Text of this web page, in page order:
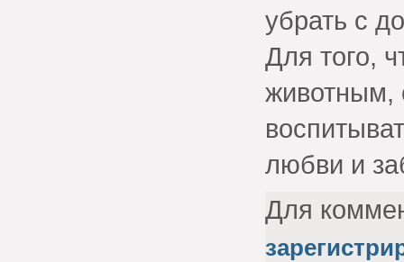
убрать с
Для того,
животным,
любви и
Для